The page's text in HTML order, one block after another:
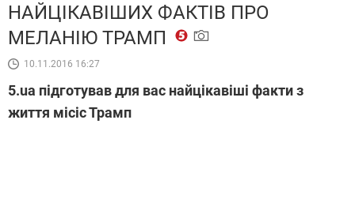
НАЙЦІКАВІШИХ ФАКТІВ ПРО
МЕЛАНІЮ ТРАМП
10.11.2016 16:27
5.ua підготував для вас найцікавіші факти з
життя місіс Трамп